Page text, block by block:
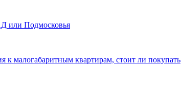
или Подмосковья
к малогабаритным квартирам, стоит ли покупать